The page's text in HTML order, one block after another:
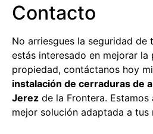
Contacto
No arriesgues la seguridad de
estás interesado en mejorar
propiedad, contáctanos hoy
instalación de cerraduras de
Jerez de la Frontera.
mejor solución adaptada a tus